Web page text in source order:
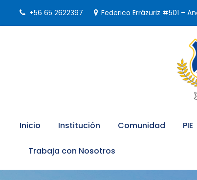
+56 65 2622397 Federico Errázuriz #501 –
Inicio Institución Comunidad PIE
Trabaja con Nosotros